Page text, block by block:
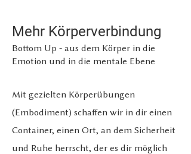
Mehr Körperverbindung
Bottom Up - aus dem Körper in die
Emotion und in die mentale Ebene
Mit gezielten Körperübungen
(Embodiment) schaffen wir in dir einen
Container, einen Ort, an dem Sicherheit
und Ruhe herrscht, der es dir möglich